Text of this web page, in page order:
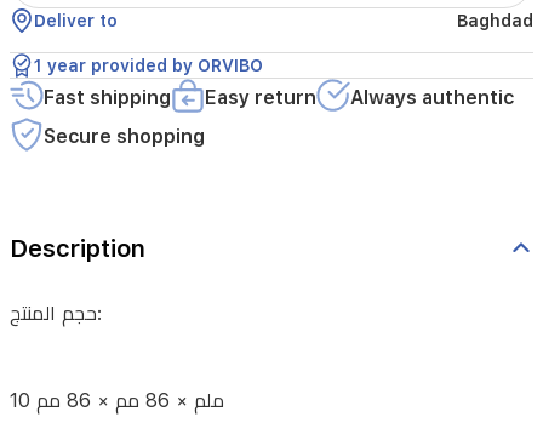
ببطارية
حجم
الطاقة:
Deliver to Baghdad
1 year provided by ORVIBO
Fast shipping Easy return
Always authentic
Secure shopping
Description
حجم المنتج:
10 ملم × 86 مم × 86 مم